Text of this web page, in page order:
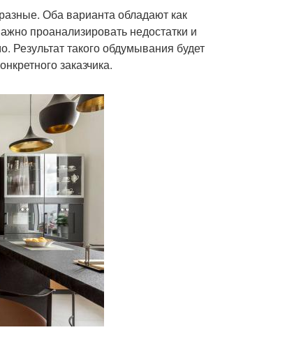
Оба варианта обладают как
проанализировать недостатки и
такого обдумывания будет
заказчика.